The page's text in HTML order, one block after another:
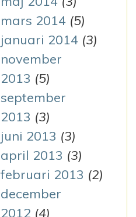
mars 2014 (5)
januari 2014 (3)
november
2013 (5)
september
2013 (3)
juni 2013 (3)
april 2013 (3)
februari 2013 (2)
december
2012 (4)